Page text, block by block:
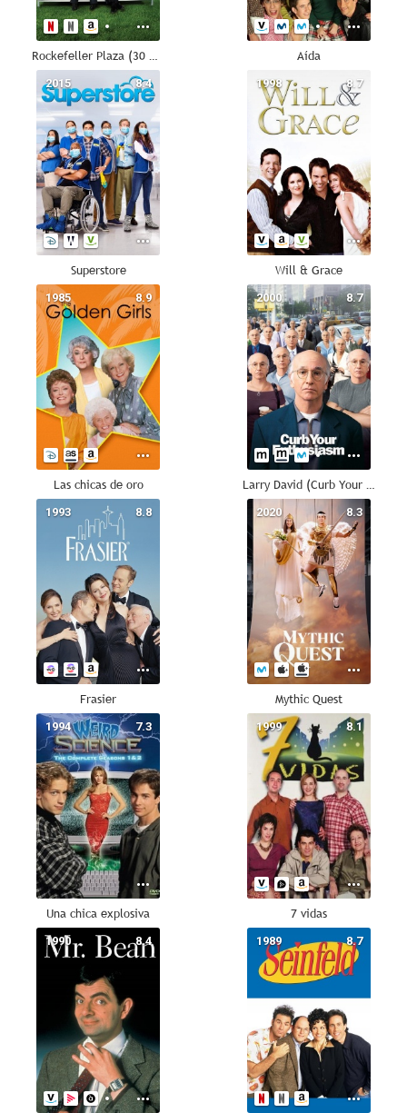
Rockefeller Plaza (30 Rock) Aída
8.4
2015
Superstore
8.7
1998
Will & Grace
8.9
1985
Las chicas de oro
8.7
2000
Larry David (Curb Your Enthusiasm)
8.8
1993
Frasier
8.3
2020
Mythic Quest
7.3
1994
Una chica explosiva
8.1
1999
7 vidas
8.4
1990 8.7
1989